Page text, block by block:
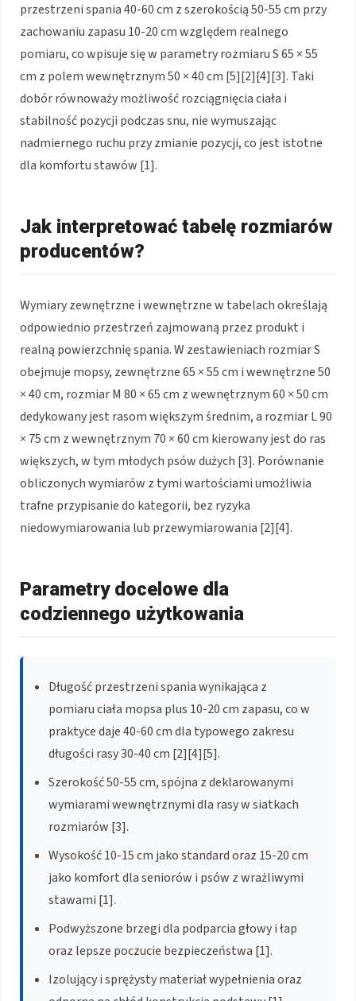
przestrzeni spania 40-60 cm z szerokością 50-55 cm przy
zachowaniu zapasu 10-20 cm względem realnego
pomiaru, co wpisuje się w parametry rozmiaru S 65 × 55
cm z polem wewnętrznym 50 × 40 cm [5][2][4][3]. Taki
dobór równoważy możliwość rozciągnięcia ciała i
stabilność pozycji podczas snu, nie wymuszając
nadmiernego ruchu przy zmianie pozycji, co jest istotne
dla komfortu stawów [1].
Jak interpretować tabelę rozmiarów
producentów?
Wymiary zewnętrzne i wewnętrzne w tabelach określają
odpowiednio przestrzeń zajmowaną przez produkt i
realną powierzchnię spania. W zestawieniach rozmiar S
obejmuje mopsy, zewnętrzne 65 × 55 cm i wewnętrzne 50
× 40 cm, rozmiar M 80 × 65 cm z wewnętrznym 60 × 50 cm
dedykowany jest rasom większym średnim, a rozmiar L 90
× 75 cm z wewnętrznym 70 × 60 cm kierowany jest do ras
większych, w tym młodych psów dużych [3]. Porównanie
obliczonych wymiarów z tymi wartościami umożliwia
trafne przypisanie do kategorii, bez ryzyka
niedowymiarowania lub przewymiarowania [2][4].
Parametry docelowe dla
codziennego użytkowania
Długość przestrzeni spania wynikająca z
pomiaru ciała mopsa plus 10-20 cm zapasu, co w
praktyce daje 40-60 cm dla typowego zakresu
długości rasy 30-40 cm [2][4][5].
Szerokość 50-55 cm, spójna z deklarowanymi
wymiarami wewnętrznymi dla rasy w siatkach
rozmiarów [3].
Wysokość 10-15 cm jako standard oraz 15-20 cm
jako komfort dla seniorów i psów z wrażliwymi
stawami [1].
Podwyższone brzegi dla podparcia głowy i łap
oraz lepsze poczucie bezpieczeństwa [1].
Izolujący i sprężysty materiał wypełnienia oraz